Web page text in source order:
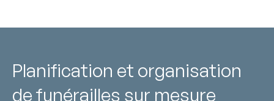
Planification et organisation
de funérailles sur mesure